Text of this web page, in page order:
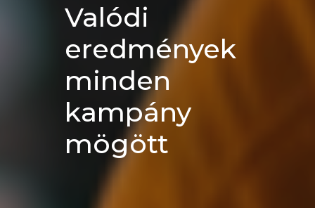
Valódi
eredmények
minden
kampány
mögött